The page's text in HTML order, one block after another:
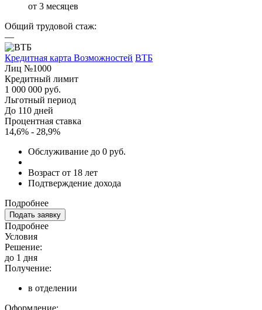
от 3 месяцев
Общий трудовой стаж:
—
Кредитная карта Возможностей ВТБ
Лиц №1000
Кредитный лимит
1 000 000 руб.
Льготный период
До 110 дней
Процентная ставка
14,6% - 28,9%
Обслуживание до 0 руб.
Возраст от 18 лет
Подтверждение дохода
Подробнее
Подать заявку
Подробнее
Условия
Решение:
до 1 дня
Получение:
в отделении
Оформление: